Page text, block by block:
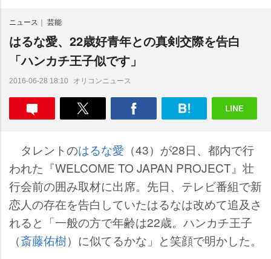
e
ニュース 芸能
はるな愛、22歳好青年との真剣交際を告白
「ハンカチ王子似です」
2016-06-28 18:10 オリコンニュース
タレントのはるな愛 （43）が28日、都内で行
われた『WELCOME TO JAPAN PROJECT』壮
行会前の囲み取材に出席。先日、テレビ番組で新
恋人の存在を告白していたはるなは改めて追及さ
れると「一般の方で年齢は22歳。ハンカチ王子
（斎藤佑樹）に似てるかな」と笑顔で明かした。